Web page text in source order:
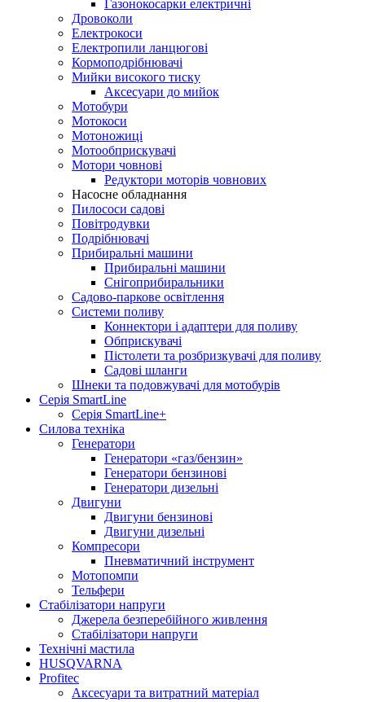
Газонокосарки електричні
Дровоколи
Електрокоси
Електропили ланцюгові
Кормоподрібнювачі
Мийки високого тиску
Аксесуари до мийок
Мотобури
Мотокоси
Мотоножиці
Мотообприскувачі
Мотори човнові
Редуктори моторів човнових
Насосне обладнання
Пилососи садові
Повітродувки
Подрібнювачі
Прибиральні машини
Прибиральні машини
Снігоприбиральники
Садово-паркове освітлення
Системи поливу
Коннектори і адаптери для поливу
Обприскувачі
Пістолети та розбризкувачі для поливу
Садові шланги
Шнеки та подовжувачі для мотобурів
Серія SmartLine
Серія SmartLine+
Силова техніка
Генератори
Генератори «газ/бензин»
Генератори бензинові
Генератори дизельні
Двигуни
Двигуни бензинові
Двигуни дизельні
Компресори
Пневматичний інструмент
Мотопомпи
Тельфери
Стабілізатори напруги
Джерела безперебійного живлення
Стабілізатори напруги
Технічні мастила
HUSQVARNA
Profitec
Аксесуари та витратний матеріал